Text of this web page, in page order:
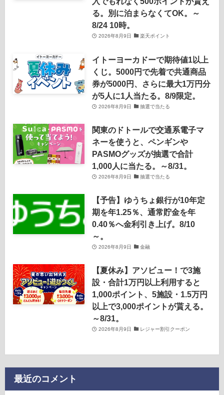
る。別に泊まらなくてOK。～
8/24 10時。
2026年8月9日 楽天ポイント
イトーヨーカドーで期待値1以上
くじ。5000円で先着で共通商品
券が5000円、さらに最大1万円分
が5人に1人当たる。8/9限定。
2026年8月9日 抽選で当たる
関東のドトールで交通系電子マ
ネーを使うと、ペンギンや
PASMOグッズが抽選で合計
1,000人に当たる。～8/31。
2026年8月9日 抽選で当たる
【予告】ゆうちょ銀行が10年定
期を年1.25％、通常貯金を年
0.40％へ金利引き上げ。8/10
～。
2026年8月9日 金融
【夏休み】アソビュー！で3施
設・合計1万円以上利用すると
1,000ポイント、5施設・1.5万円
以上で3,000ポイントが貰える。
～8/31。
2026年8月9日 レジャー割引クーポン
最近のコメント